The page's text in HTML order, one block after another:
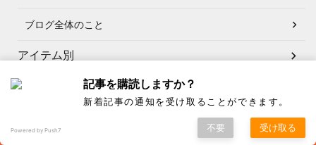
ブログ全体のこと
アイテム別
記事を購読しますか？
新着記事の通知を受け取ることができます。
Powered by Push7 不要 受け取る